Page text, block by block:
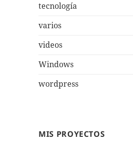
tecnología
varios
videos
Windows
wordpress
MIS PROYECTOS